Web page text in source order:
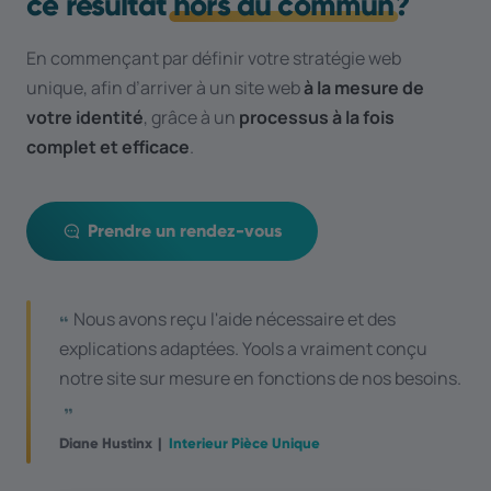
En commençant par définir votre stratégie web
unique, afin d’arriver à un site webà la mesure de
votre identité, grâce à un processus à la fois
complet et efficace.
Prendre un rendez-vous
Nous avons reçu l'aide nécessaire et des
explications adaptées. Yools a vraiment conçu
notre site sur mesure en fonctions de nos besoins.
Diane Hustinx | Interieur Pièce Unique